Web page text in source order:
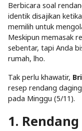
Berbicara soal
identik disajikan
memilih untuk
Meskipun memasak
sebentar, tapi Anda
rumah, lho.
Tak perlu khawatir,
resep rendang
pada Minggu (5/11).
1.